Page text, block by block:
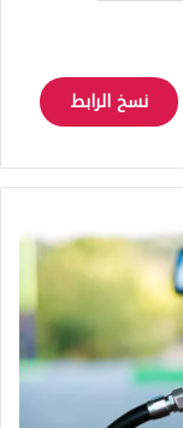
نسخ الرابط